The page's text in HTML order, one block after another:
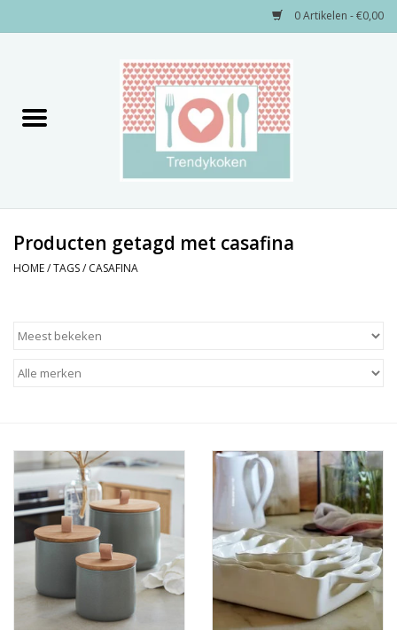
0 Artikelen - €0,00
Decoratie
Textiel
NIEUW!
Sale!
Producten getagd met casafina
HOME/TAGS/ CASAFINA